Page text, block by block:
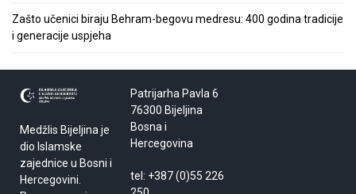
Zašto učenici biraju Behram-begovu medresu: 400 godina tradicije
i generacije uspjeha
Medžlis Bijeljina je
dio Islamske
zajednice u Bosni i
Hercegovini.
Patrijarha Pavla 6
76300 Bijeljina
Bosna i
Hercegovina
tel: +387 (0)55 226